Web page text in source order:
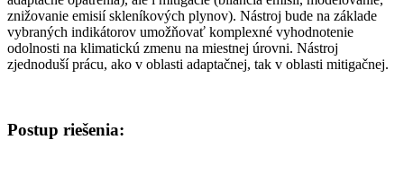
znižovanie emisií skleníkových plynov). Nástroj bude na základe
vybraných indikátorov umožňovať komplexné vyhodnotenie
odolnosti na klimatickú zmenu na miestnej úrovni. Nástroj
zjednoduší prácu, ako v oblasti adaptačnej, tak v oblasti mitigačnej.
Postup riešenia: